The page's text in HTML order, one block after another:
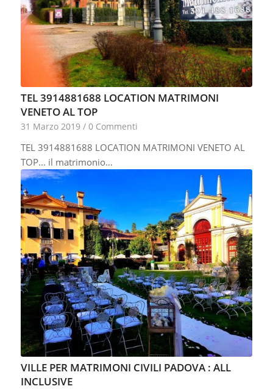
TEL 3914881688 LOCATION MATRIMONI
VENETO AL TOP
31 Marzo 2019 / 0 Commenti
TEL 3914881688 LOCATION MATRIMONI VENETO AL
TOP... il matrimonio…
VILLE PER MATRIMONI CIVILI PADOVA : ALL
INCLUSIVE